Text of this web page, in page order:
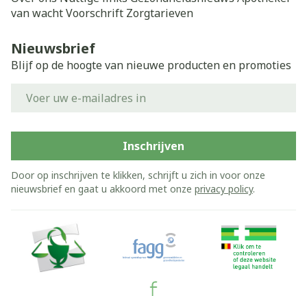
van wachtVoorschrift Zorgtarieven
Nieuwsbrief
Blijf op de hoogte van nieuwe producten en promoties
Inschrijven
Door op inschrijven te klikken, schrijft u zich in voor onze
nieuwsbrief en gaat u akkoord met onze privacy policy.